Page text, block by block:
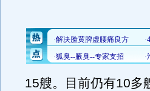
15艘。目前仍有10多